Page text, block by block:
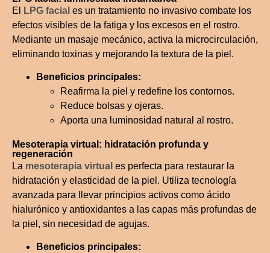
El
LPG facial es un tratamiento no invasivo combate los
efectos visibles de la fatiga y los excesos en el rostro.
Mediante un masaje mecánico, activa la microcirculación,
eliminando toxinas y mejorando la textura de la piel.
Beneficios principales:
Reafirma la piel y redefine los contornos.
Reduce bolsas y ojeras.
Aporta una luminosidad natural al rostro.
Mesoterapia virtual: hidratación profunda y
regeneración
La mesoterapia virtual es perfecta para restaurar la
hidratación y elasticidad de la piel. Utiliza tecnología
avanzada para llevar principios activos como ácido
hialurónico y antioxidantes a las capas más profundas de
la piel, sin necesidad de agujas.
Beneficios principales: